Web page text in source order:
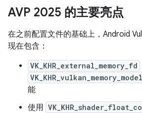
AVP 2025 的主要亮点
在之前配置文件的基础上，Android
现在包含：
VK_KHR_external_memory_fd
VK_KHR_vulkan_memory_model
能
使用